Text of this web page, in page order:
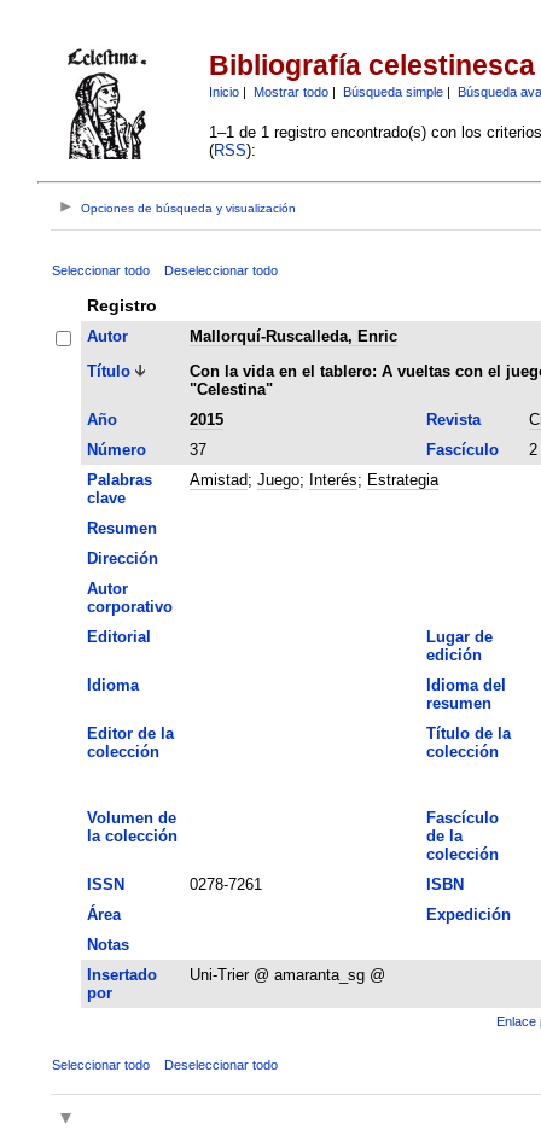
Bibliografía celestinesca
Inicio| Mostrar todo| Búsqueda simple| Búsqueda
1–1 de 1 registro encontrado(s) con los
(RSS):
Opciones de búsqueda y visualización
Seleccionar todo Deseleccionar todo
Registro
Autor
Mallorquí-Ruscalleda, Enric
Título
Con la vida en el tablero: A vueltas con el
"Celestina"
Año
2015 Revista
Número
37 Fascículo
2
Palabras
clave
Amistad; Juego; Interés; Estrategia
Resumen
Dirección
Autor
corporativo
Editorial
Lugar de
edición
Idioma
Idioma del
resumen
Editor de la
colección
Título de la
colección
Volumen de
la colección
Fascículo
de la
colección
ISSN
0278-7261
ISBN
Área
Expedición
Notas
Insertado
por
Uni-Trier @ amaranta_sg @
Enlace
Seleccionar todo Deseleccionar todo